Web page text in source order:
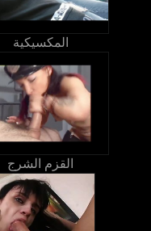
المكسيكية
القزم الشرج